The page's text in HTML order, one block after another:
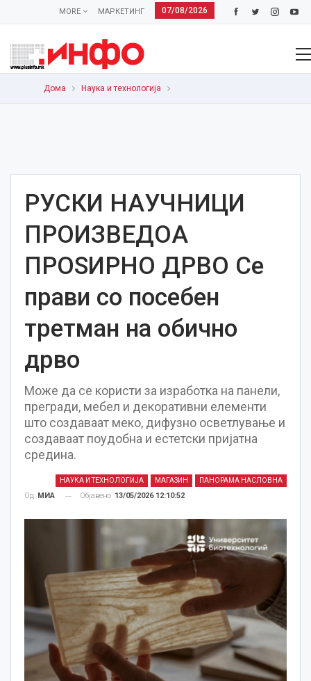
07/08/2026
МАРКЕТИНГ
MORE
Дома Наука и технологија
РУСКИ НАУЧНИЦИ
ПРОИЗВЕДОА
ПРОЅИРНО ДРВО Се
прави со посебен
третман на обично
дрво
Може да се користи за изработка на панели,
прегради, мебел и декоративни елементи
што создаваат меко, дифузно осветлување и
создаваат поудобна и естетски пријатна
средина.
НАУКА И ТЕХНОЛОГИЈА МАГАЗИН ПАНОРАМА НАСЛОВНА
Од МИА Објавено 13/05/2026 12:10:52